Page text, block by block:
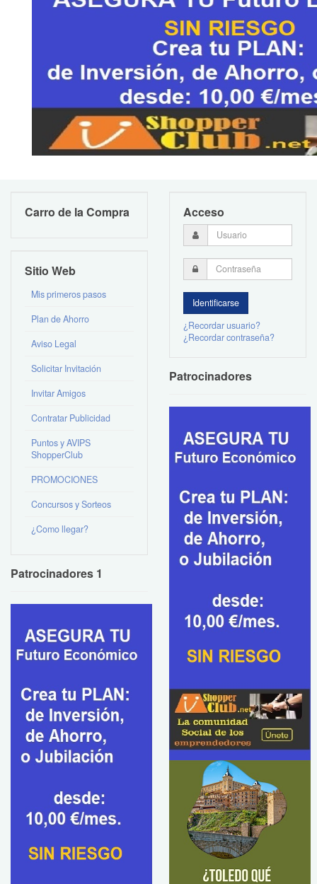
Carro de la Compra
Sitio Web
Mis primeros pasos
Plan de Ahorro
Aviso Legal
Solicitar Invitación
Invitar Amigos
Contratar Publicidad
Puntos y AVIPS
ShopperClub
PROMOCIONES
Concursos y Sorteos
¿Como llegar?
Patrocinadores 1
Acceso
¿Recordar usuario?
¿Recordar contraseña?
Patrocinadores